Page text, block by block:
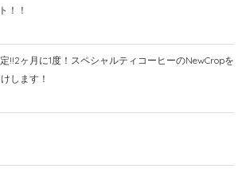
！！
定!!2ヶ月に1度！スペシャルティコーヒーのNewCropを
します！